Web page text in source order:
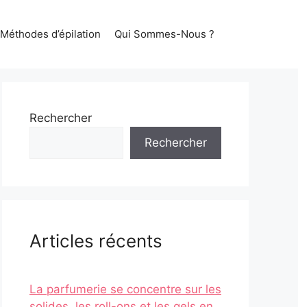
Méthodes d’épilation Qui Sommes-Nous ?
Rechercher
Rechercher
Articles récents
La parfumerie se concentre sur les